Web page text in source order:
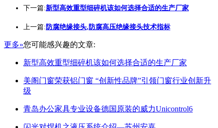
下一篇:新型高效重型细碎机该如何选择合适的生产厂家
上一篇: 防腐绝缘接头,防腐高压绝缘接头技术指标
更多»您可能感兴趣的文章:
新型高效重型细碎机该如何选择合适的生产厂家
美阁门窗荣获铝门窗 “创新性品牌”引领门窗行业创新升
级
青岛办公家具专业设备德国原装的威力Unicontrol6